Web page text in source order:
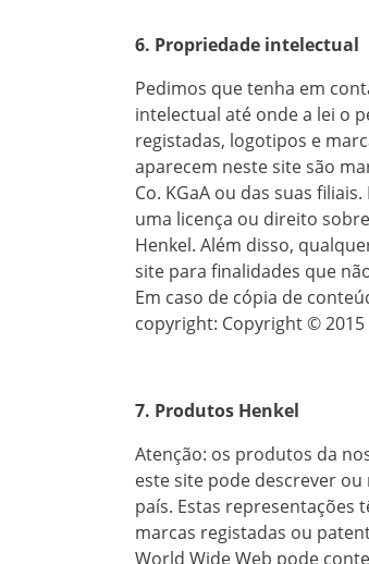
6. Propriedade intelectual
Pedimos que tenha em
intelectual até onde a lei o
registadas, logotipos e
aparecem neste site são
Co. KGaA ou das suas
uma licença ou direito
Henkel. Além disso,
site para finalidades que
Em caso de cópia de
copyright: Copyright © 2015
7. Produtos Henkel
Atenção: os produtos da
este site pode descrever
país. Estas representações
marcas registadas ou
World Wide Web pode